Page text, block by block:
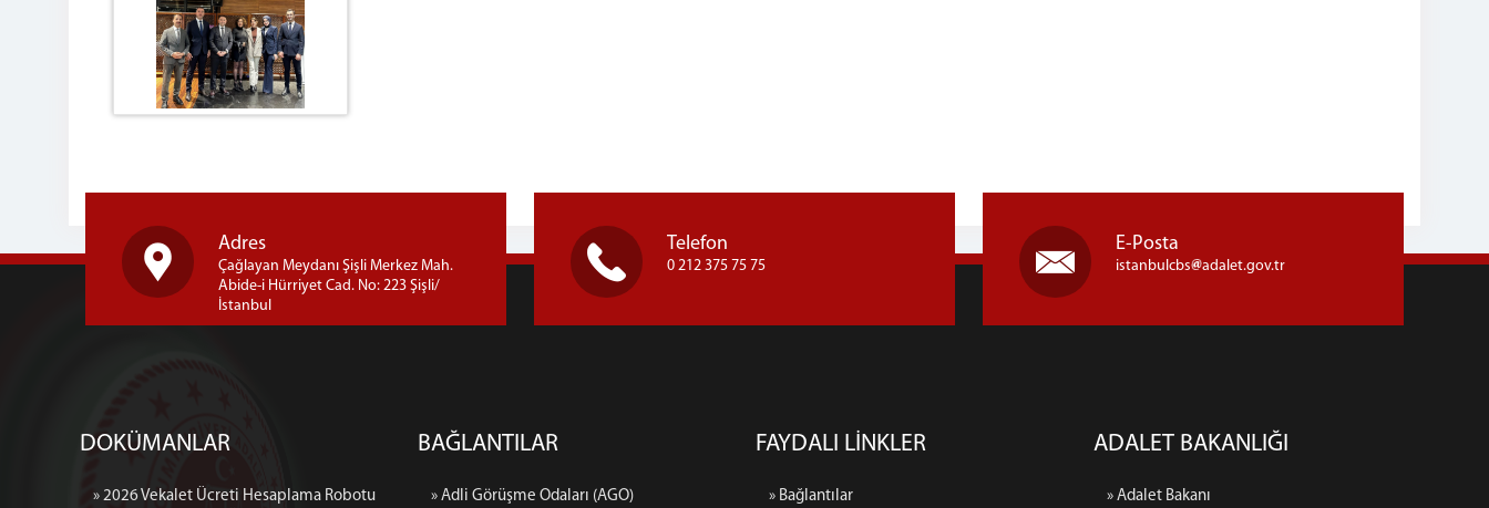
Adres
Çağlayan Meydanı Şişli Merkez Mah.
Abide-i Hürriyet Cad. No: 223 Şişli/
İstanbul
Telefon
0 212 375 75 75
E-Posta
istanbulcbs adalet.gov.tr
DOKÜMANLAR
» 2026 Vekalet Ücreti Hesaplama Robotu
BAĞLANTILAR
» Adli Görüşme Odaları (AGO)
FAYDALI LİNKLER
» Bağlantılar
ADALET BAKANLIĞI
» Adalet Bakanı